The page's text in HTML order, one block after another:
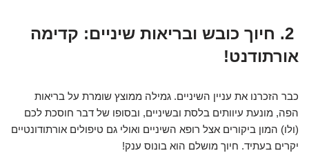
2. חיוך כובש ובריאות שיניים: קדימה
אורתודנט!
כבר הזכרנו את עניין השיניים. גמילה ממוצץ שומרת על בריאות
הפה, מונעת עיוותים בלסת ובשיניים, ובסופו של דבר חוסכת לכם
(ולו) המון ביקורים אצל רופא השיניים ואולי גם טיפולים אורתודונטיים
יקרים בעתיד. חיוך מושלם הוא בונוס ענק!